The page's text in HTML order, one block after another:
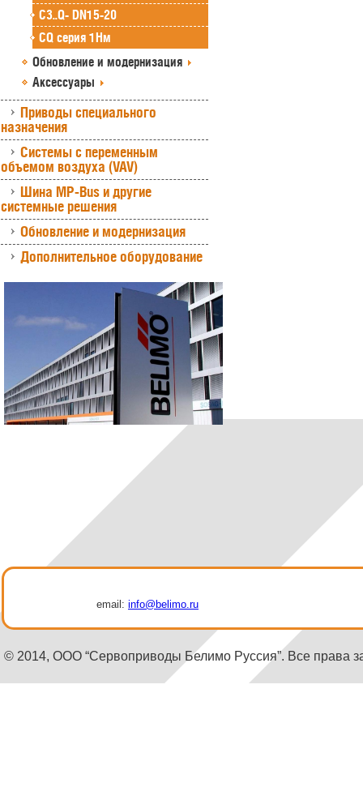
C3..Q- DN15-20
CQ серия 1Нм
Обновление и модернизация
Аксессуары
Приводы специального
назначения
Системы с переменным
объемом воздуха (VAV)
Шина MP-Bus и другие
системные решения
Обновление и модернизация
Дополнительное оборудование
email: info@belimo.ru
© 2014, ООО “Сервоприводы Белимо Руссия”. Все права